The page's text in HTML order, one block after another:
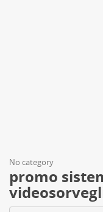
No category
promo